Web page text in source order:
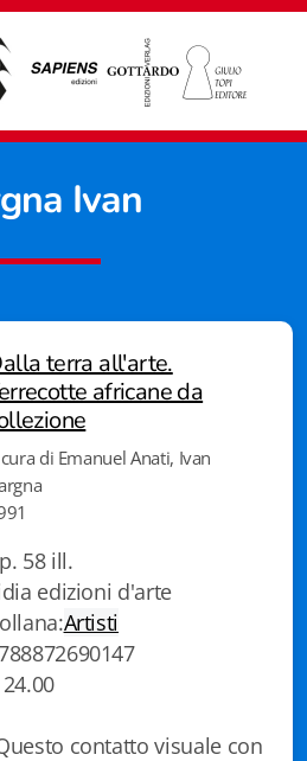
Ivan
terra all'arte.
africane da
di Emanuel Anati, Ivan
58 ill.
edizioni d'arte
Artisti
contatto visuale con